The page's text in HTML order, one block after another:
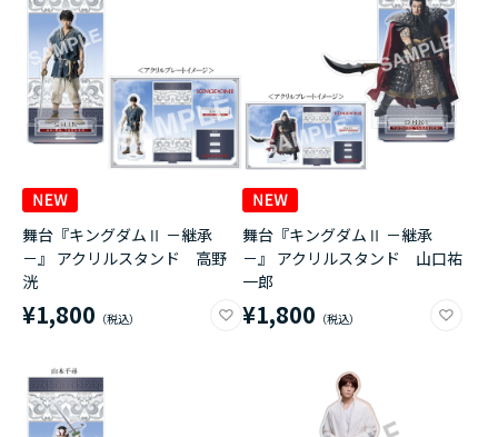
舞台『キングダムⅡ －継承
－』 アクリルスタンド 高野
洸
¥1,800
舞台『キングダムⅡ －継承
－』 アクリルスタンド 山口祐
一郎
¥1,800